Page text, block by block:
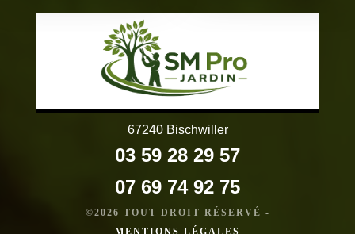
67240 Bischwiller
03 59 28 29 57
07 69 74 92 75
©2026 TOUT DROIT RÉSERVÉ -
MENTIONS LÉGALES